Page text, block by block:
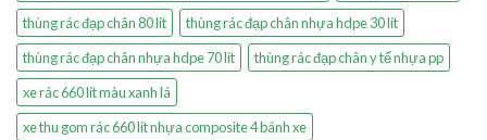
thùng rác đạp chân 80 lít
thùng rác đạp chân nhựa hdpe 30 lít
thùng rác đạp chân nhựa hdpe 70 lít
thùng rác đạp chân y tế nhựa pp
xe rác 660 lít màu xanh lá
xe thu gom rác 660 lít nhựa composite 4 bánh xe